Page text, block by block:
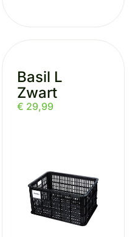
Basil L
Zwart
€ 29,99